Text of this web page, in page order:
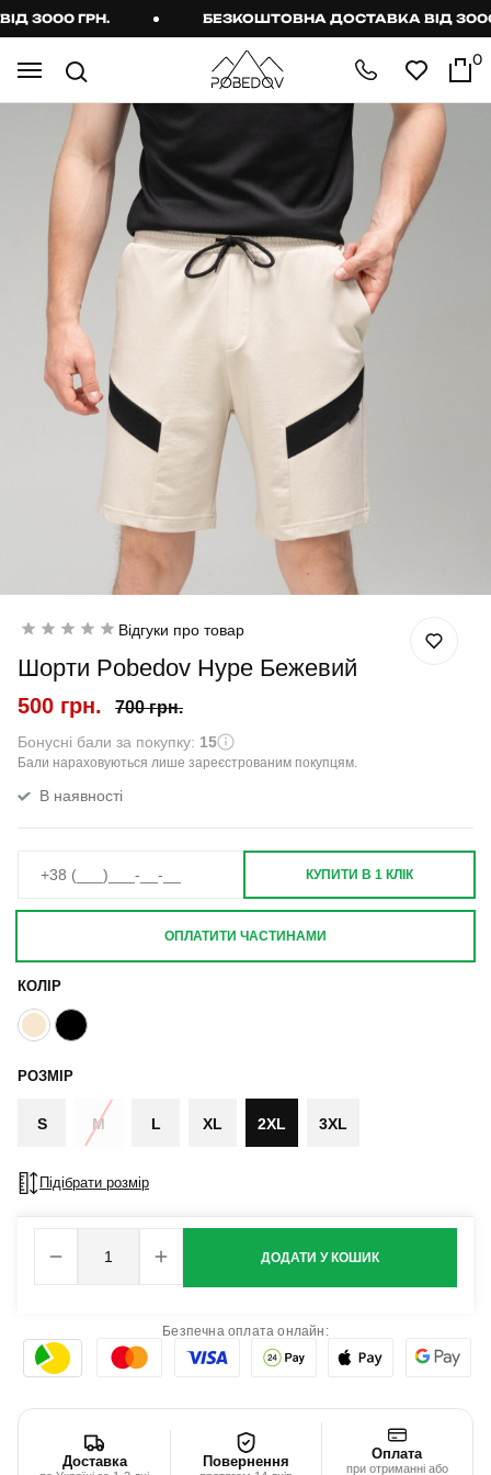
3000 ГРН. БЕЗКОШТОВНА ДОСТАВКА ВІД 3000
0
Відгуки про товар
Шорти Pobedov Hype Бежевий
500 грн. 700 грн.
Бонусні бали за покупку: 15
Бали нараховуються лише зареєстрованим покупцям.
В наявності
КОЛІР
РОЗМІР
S M L XL 2XL 3XL
Підібрати розмір
ДОДАТИ У КОШИК
КУПИТИ В 1 КЛІК
ОПЛАТИТИ ЧАСТИНАМИ
Безпечна оплата онлайн:
Доставка Повернення Оплата
при отриманні або